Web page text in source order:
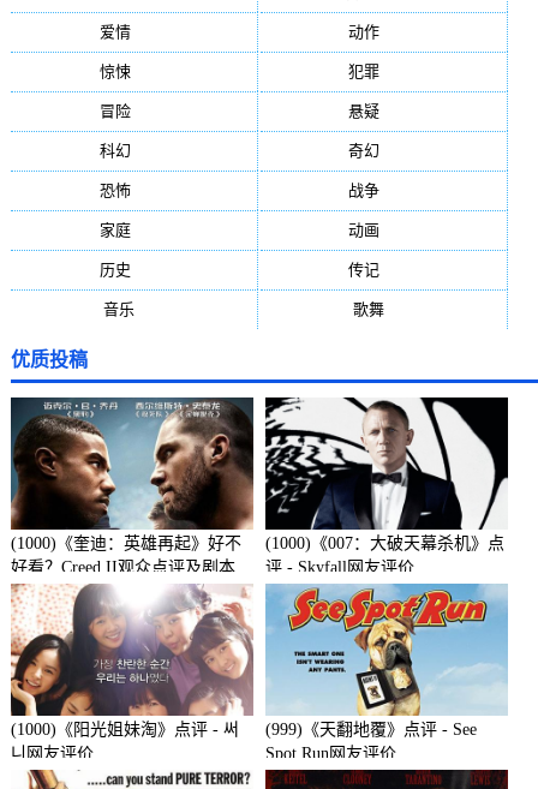
爱情(887) 动作
惊悚(648) 犯罪
冒险(377) 悬疑
科幻 奇幻
恐怖(236) 战争
家庭(195) 动画
历史 传记
音乐 歌舞(81)
优质投稿
(1000)《奎迪：英雄再起》好不
好看？Creed II观众点评及剧本
(1000)《007：大破天幕杀机》点
评 - Skyfall网友评价
(1000)《阳光姐妹淘》点评 - 써
니网友评价
(999)《天翻地覆》点评 - See
Spot Run网友评价